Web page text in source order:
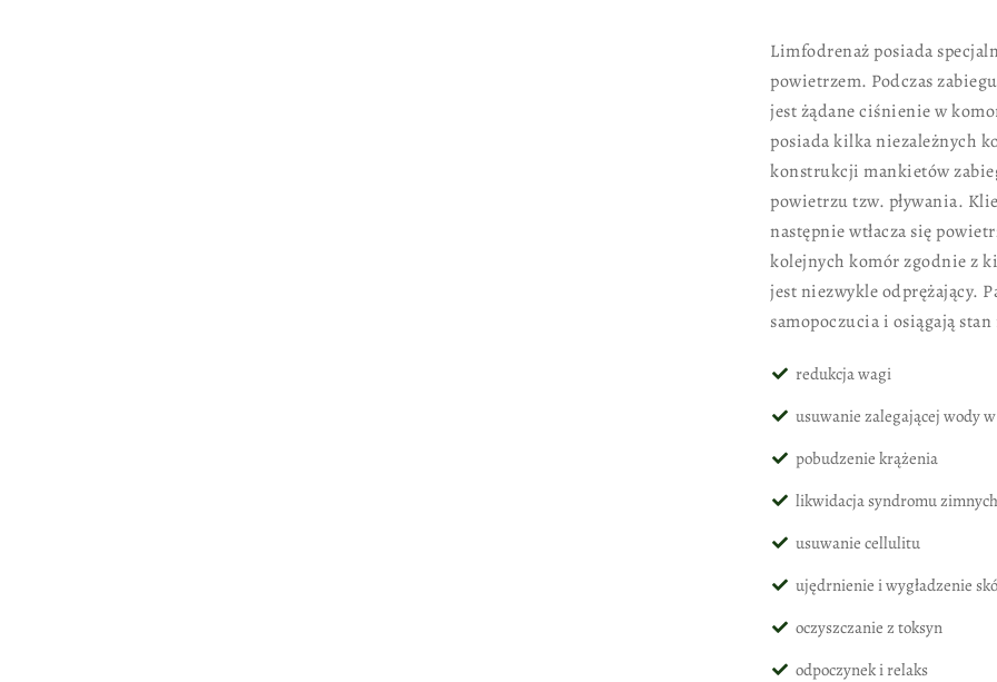
Limfodrenaż posiada
powietrzem. Podczas
jest żądane ciśnienie w
posiada kilka niezależnych
konstrukcji mankietów
powietrzu tzw. pływania.
następnie wtłacza się
kolejnych komór zgodnie z
jest niezwykle odprężający.
samopoczucia i osiągają
redukcja wagi
usuwanie zalegającej wody
pobudzenie krążenia
likwidacja syndromu
usuwanie cellulitu
ujędrnienie i wygładzenie
oczyszczanie z toksyn
odpoczynek i relaks